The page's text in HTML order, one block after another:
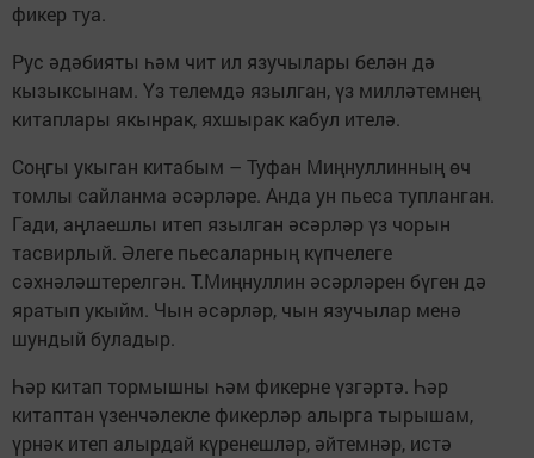
фикер туа.
Рус әдәбияты һәм чит ил язучылары белән дә
кызыксынам. Үз телемдә язылган, үз милләтемнең
китаплары якынрак, яхшырак кабул ителә.
Соңгы укыган китабым – Туфан Миңнуллинның өч
томлы сайланма әсәрләре. Анда ун пьеса тупланган.
Гади, аңлаешлы итеп язылган әсәрләр үз чорын
тасвирлый. Әлеге пьесаларның күпчелеге
сәхнәләштерелгән. Т.Миңнуллин әсәрләрен бүген дә
яратып укыйм. Чын әсәрләр, чын язучылар менә
шундый буладыр.
Һәр китап тормышны һәм фикерне үзгәртә. Һәр
китаптан үзенчәлекле фикерләр алырга тырышам,
үрнәк итеп алырдай күренешләр, әйтемнәр, истә